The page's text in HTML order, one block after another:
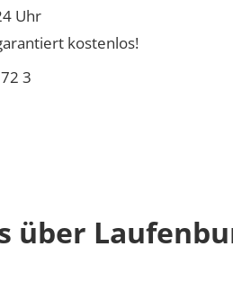
Uhr
kostenlos!
3
über